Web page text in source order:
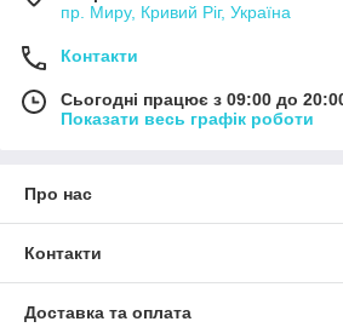
пр. Миру, Кривий Ріг, Україна
Контакти
Сьогодні працює з 09:00 до
Показати весь графік роботи
Про нас
Контакти
Доставка та оплата